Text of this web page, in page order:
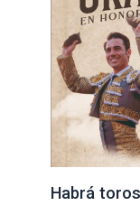
Habrá